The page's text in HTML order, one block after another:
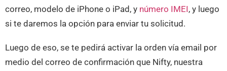
correo, modelo de iPhone o iPad, y número IMEI, y luego
si te daremos la opción para enviar tu solicitud.
Luego de eso, se te pedirá activar la orden vía email por
medio del correo de confirmación que Nifty, nuestra